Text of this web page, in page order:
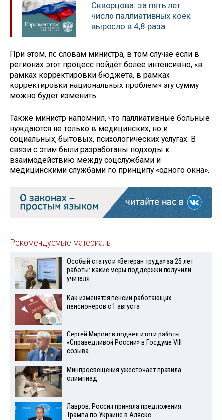
Скворцова: за пять лет
число паллиативных коек
выросло в 4,8 раза
При этом, по словам министра, в том случае если в
регионах этот процесс пойдёт более интенсивно, «в
рамках корректировки бюджета, в рамках
корректировки национальных проблем» эту сумму
можно будет изменить.
Также министр напомнил, что паллиативные больные
нуждаются не только в медицинских, но и
социальных, бытовых, психологических услугах. В
связи с этим были разработаны подходы к
взаимодействию между соцслужбами и
медицинскими службами по принципу «одного окна».
Рекомендуемые материалы
Особый статус и «Ветеран труда» за 25 лет
работы: какие меры поддержки получили
учителя
Как изменятся пенсии работающих
пенсионеров с 1 августа
Сергей Миронов подвел итоги работы
«Справедливой России» в Госдуме VIII
созыва
Минпросвещения ужесточает правила
олимпиад
Лавров: Россия приняла предложения
Трампа по Украине в Аляске